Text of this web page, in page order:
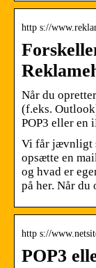
http s://
Når du
(f.eks.
POP3 eller en
Vi får jævnligt
opsætte en
og hvad er
på her. Når
http s://
POP3